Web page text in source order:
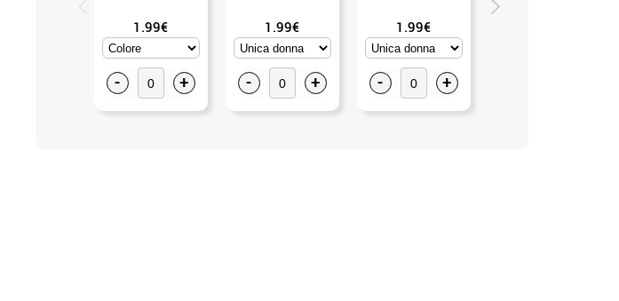
1.99€
- +
1.99€
- +
1.99€
- +